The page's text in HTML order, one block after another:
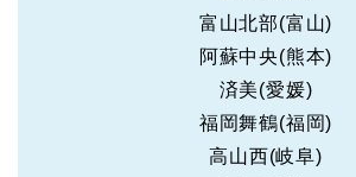
富山北部(富山)
阿蘇中央(熊本)
済美(愛媛)
福岡舞鶴(福岡)
高山西(岐阜)